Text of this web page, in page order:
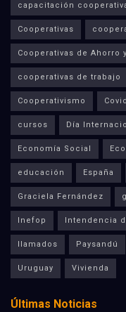
capacitación
Cooperativas
Cooperativas de Ahorro
cooperativas de trabajo
Cooperativismo
cursos Día
Economía Social
educación España
Graciela Fernández
Inefop Intendencia
llamados Paysandú
Uruguay Vivienda
Últimas Noticias